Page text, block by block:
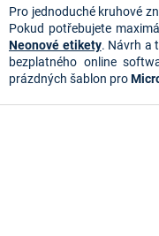
Pro jednoduché kruhové
Pokud potřebujete
Neonové etikety. Návrh a
bezplatného online
prázdných šablon pro